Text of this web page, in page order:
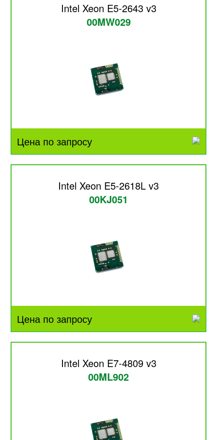
Intel Xeon E5-2643 v3
00MW029
Цена по запросу
Intel Xeon E5-2618L v3
00KJ051
Цена по запросу
Intel Xeon E7-4809 v3
00ML902